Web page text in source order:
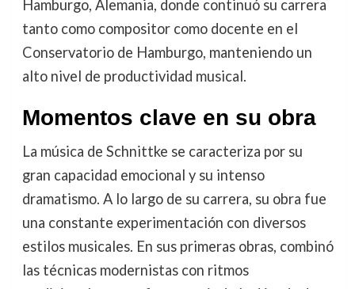
Hamburgo, Alemania, donde continuó su carrera
tanto como compositor como docente en el
Conservatorio de Hamburgo, manteniendo un
alto nivel de productividad musical.
Momentos clave en su obra
La música de Schnittke se caracteriza por su
gran capacidad emocional y su intenso
dramatismo. A lo largo de su carrera, su obra fue
una constante experimentación con diversos
estilos musicales. En sus primeras obras, combinó
las técnicas modernistas con ritmos